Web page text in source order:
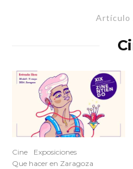
Artículo
Cine
Exposiciones
Que hacer en Zaragoza